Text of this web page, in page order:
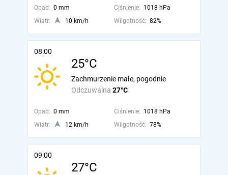
Opad: 0 mm Ciśnienie: 1018 hPa
Wiatr:
10 km/h Wilgotność: 82%
08:00
25°C
Odczuwalna 27°C
Zachmurzenie małe, pogodnie
Opad: 0 mm Ciśnienie: 1018 hPa
Wiatr:
12 km/h Wilgotność: 78%
09:00
27°C